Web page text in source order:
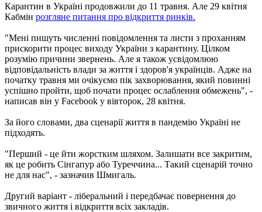
Карантин в Україні продовжили до 11 травня. Але 29 квітня
Кабмін розгляне питання про відкриття ринків.
"Мені пишуть численні повідомлення та листи з проханням
прискорити процес виходу України з карантину. Цілком
розумію причини звернень. Але я також усвідомлюю
відповідальність влади за життя і здоров'я українців. Адже на
початку травня ми очікуємо пік захворювання, який повинні
успішно пройти, щоб почати процес ослаблення обмежень", -
написав він у Facebook у вівторок, 28 квітня.
За його словами, два сценарії життя в пандемію Україні не
підходять.
"Перший - це йти жорстким шляхом. Залишати все закритим,
як це робить Сінгапур або Туреччина... Такий сценарій точно
не для нас", - зазначив Шмигаль.
Другий варіант - ліберальний і передбачає повернення до
звичного життя і відкриття всіх закладів.